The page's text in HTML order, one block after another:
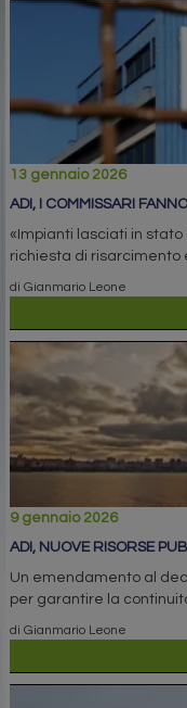
13 gennaio 2026
ADI, I COMMISSARI
«Impianti lasciati in
richiesta di risarcimento
di Gianmario Leone
9 gennaio 2026
ADI, NUOVE RISORSE
Un emendamento al
per garantire la
di Gianmario Leone